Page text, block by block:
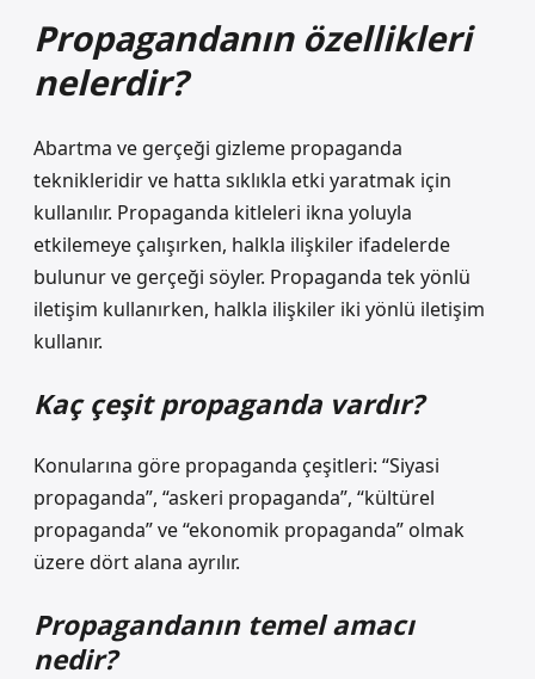
Propagandanın özellikleri
nelerdir?
Abartma ve gerçeği gizleme propaganda
teknikleridir ve hatta sıklıkla etki yaratmak için
kullanılır. Propaganda kitleleri ikna yoluyla
etkilemeye çalışırken, halkla ilişkiler ifadelerde
bulunur ve gerçeği söyler. Propaganda tek yönlü
iletişim kullanırken, halkla ilişkiler iki yönlü iletişim
kullanır.
Kaç çeşit propaganda vardır?
Konularına göre propaganda çeşitleri: “Siyasi
propaganda”, “askeri propaganda”, “kültürel
propaganda” ve “ekonomik propaganda” olmak
üzere dört alana ayrılır.
Propagandanın temel amacı
nedir?